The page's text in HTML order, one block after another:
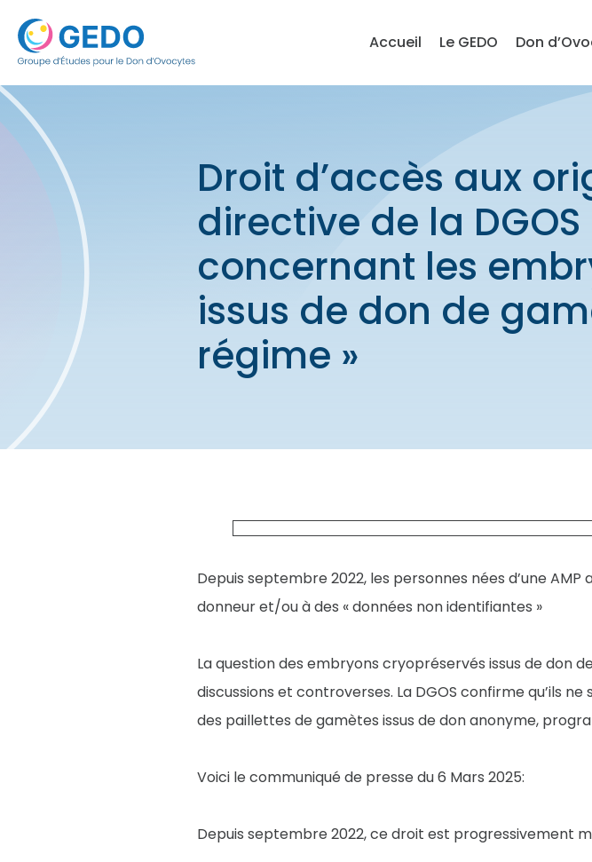
Accueil
Le GEDO Don
Droit d’accès aux
directive de la
concernant les
issus de don de
régime »
Depuis septembre 2022, les personnes nées d’une
donneur et/ou à des « données non identifiantes »
La question des embryons cryopréservés issus de don
discussions et controverses. La DGOS confirme qu’ils
des paillettes de gamètes issus de don anonyme,
Voici le communiqué de presse du 6 Mars 2025:
Depuis septembre 2022, ce droit est progressivement